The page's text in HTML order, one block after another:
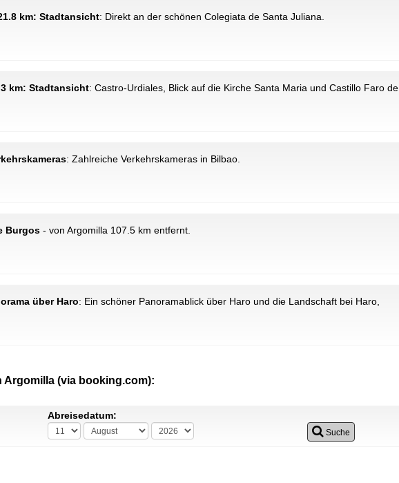
km: Stadtansicht: Direkt an der schönen Colegiata de Santa Juliana.
km: Stadtansicht: Castro-Urdiales, Blick auf die Kirche Santa Maria und Castillo Faro de
: Zahlreiche Verkehrskameras in Bilbao.
Burgos - von Argomilla 107.5 km entfernt.
über Haro: Ein schöner Panoramablick über Haro und die Landschaft bei Haro,
(via booking.com):
Abreisedatum:
Suche